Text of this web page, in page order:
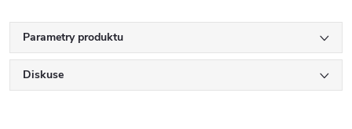
Parametry produktu
Diskuse